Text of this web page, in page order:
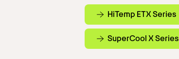
HiTemp ETX Series
SuperCool X Series